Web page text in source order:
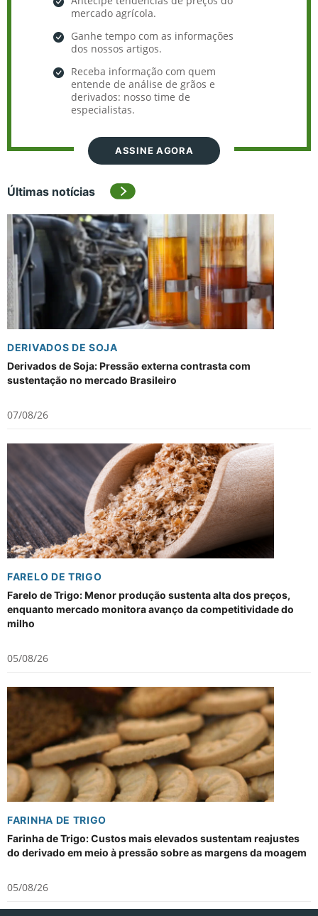
mercado agrícola.
Ganhe tempo com as informações
dos nossos artigos.
Receba informação com quem
entende de análise de grãos e
derivados: nosso time de
especialistas.
ASSINE AGORA
Últimas notícias
DERIVADOS DE SOJA
Derivados de Soja: Pressão externa contrasta com
sustentação no mercado Brasileiro
07/08/26
FARELO DE TRIGO
Farelo de Trigo: Menor produção sustenta alta dos preços,
enquanto mercado monitora avanço da competitividade do
milho
05/08/26
FARINHA DE TRIGO
Farinha de Trigo: Custos mais elevados sustentam reajustes
do derivado em meio à pressão sobre as margens da moagem
05/08/26